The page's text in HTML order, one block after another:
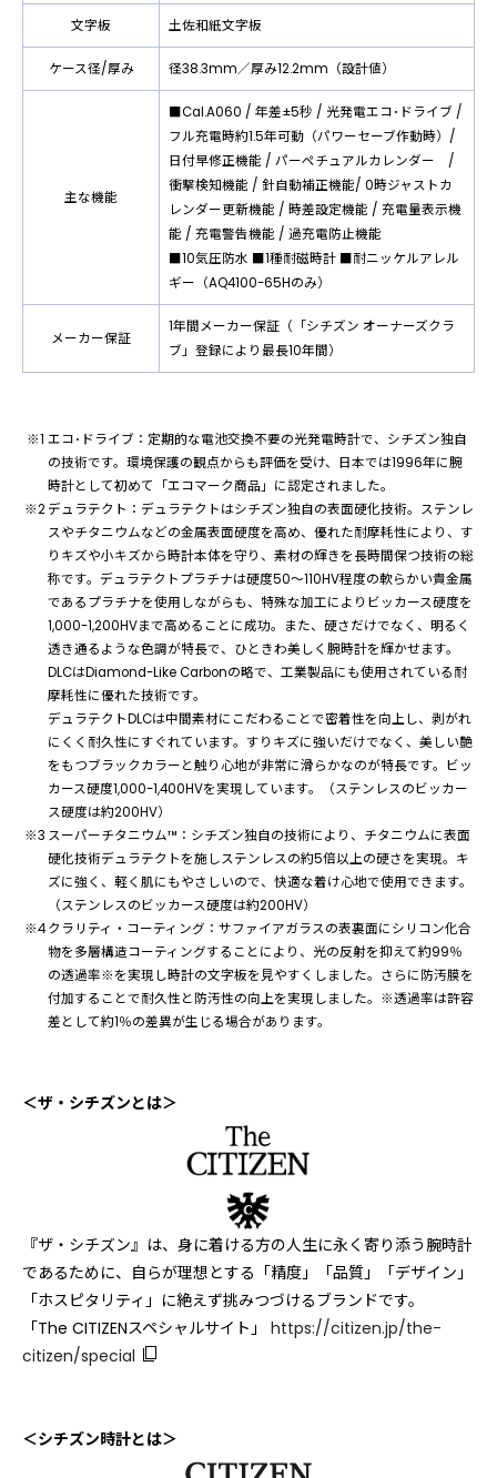
文字板 土佐和紙文字板
ケース径/厚み 径38.3mm／厚み12.2mm（設計値）
主な機能
■Cal.A060 / 年差±5秒 / 光発電エコ･ドライブ /
フル充電時約1.5年可動（パワーセーブ作動時）/
日付早修正機能 / パーペチュアルカレンダー /
衝撃検知機能 / 針自動補正機能/ 0時ジャストカ
レンダー更新機能 / 時差設定機能 / 充電量表示機
能 / 充電警告機能 / 過充電防止機能
■10気圧防水 ■1種耐磁時計 ■耐ニッケルアレル
ギー（AQ4100-65Hのみ）
メーカー保証
1年間メーカー保証（「シチズン オーナーズクラ
ブ」登録により最⻑10年間）
エコ･ドライブ：定期的な電池交換不要の光発電時計で、シチズン独自
の技術です。環境保護の観点からも評価を受け、日本では1996年に腕
時計として初めて「エコマーク商品」に認定されました。
デュラテクト：デュラテクトはシチズン独自の表面硬化技術。ステンレ
スやチタニウムなどの金属表面硬度を高め、優れた耐摩耗性により、す
りキズや小キズから時計本体を守り、素材の輝きを長時間保つ技術の総
称です。デュラテクトプラチナは硬度50～110HV程度の軟らかい貴金属
であるプラチナを使用しながらも、特殊な加工によりビッカース硬度を
1,000-1,200HVまで高めることに成功。また、硬さだけでなく、明るく
透き通るような色調が特長で、ひときわ美しく腕時計を輝かせます。
DLCはDiamond-Like Carbonの略で、工業製品にも使用されている耐
摩耗性に優れた技術です。
デュラテクトDLCは中間素材にこだわることで密着性を向上し、剥がれ
にくく耐久性にすぐれています。すりキズに強いだけでなく、美しい艶
をもつブラックカラーと触り心地が非常に滑らかなのが特長です。ビッ
カース硬度1,000-1,400HVを実現しています。（ステンレスのビッカー
ス硬度は約200HV）
スーパーチタニウム™：シチズン独自の技術により、チタニウムに表面
硬化技術デュラテクトを施しステンレスの約5倍以上の硬さを実現。キ
ズに強く、軽く肌にもやさしいので、快適な着け心地で使用できます。
（ステンレスのビッカース硬度は約200HV）
クラリティ・コーティング：サファイアガラスの表裏⾯にシリコン化合
物を多層構造コーティングすることにより、光の反射を抑えて約99％
の透過率※を実現し時計の文字板を見やすくしました。さらに防汚膜を
付加することで耐久性と防汚性の向上を実現しました。※透過率は許容
差として約1％の差異が生じる場合があります。
＜ザ・シチズンとは＞
『ザ・シチズン』は、身に着ける方の人生に永く寄り添う腕時計
であるために、自らが理想とする「精度」「品質」「デザイン」
「ホスピタリティ」に絶えず挑みつづけるブランドです。
「The CITIZENスペシャルサイト」 https://citizen.jp/the-
citizen/special
＜シチズン時計とは＞